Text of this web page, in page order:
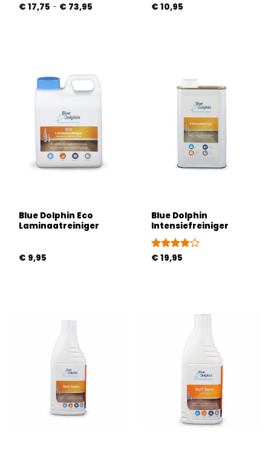
Gewaardeerd
€ 17,75 - € 73,95
Gewaardeerd
€ 10,95
Blue Dolphin Eco
Laminaatreiniger
€ 9,95
Blue Dolphin
Intensiefreiniger
Gewaardeerd
€ 19,95